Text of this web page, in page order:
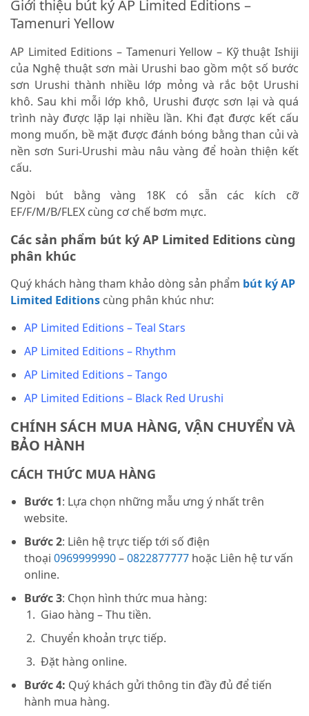
Giới thiệu bút ký AP Limited Editions –
Tamenuri Yellow
AP Limited Editions – Tamenuri Yellow – Kỹ thuật Ishiji
của Nghệ thuật sơn mài Urushi bao gồm một số bước
sơn Urushi thành nhiều lớp mỏng và rắc bột Urushi
khô. Sau khi mỗi lớp khô, Urushi được sơn lại và quá
trình này được lặp lại nhiều lần. Khi đạt được kết cấu
mong muốn, bề mặt được đánh bóng bằng than củi và
nền sơn Suri-Urushi màu nâu vàng để hoàn thiện kết
cấu.
Ngòi bút bằng vàng 18K có sẵn các kích cỡ
EF/F/M/B/FLEX cùng cơ chế bơm mực.
Các sản phẩm bút ký AP Limited Editions cùng
phân khúc
Quý khách hàng tham khảo dòng sản phẩm bút ký AP
Limited Editions cùng phân khúc như:
AP Limited Editions – Teal Stars
AP Limited Editions – Rhythm
AP Limited Editions – Tango
AP Limited Editions – Black Red Urushi
CHÍNH SÁCH MUA HÀNG, VẬN CHUYỂN VÀ
BẢO HÀNH
CÁCH THỨC MUA HÀNG
Bước 1: Lựa chọn những mẫu ưng ý nhất trên
website.
Bước 2: Liên hệ trực tiếp tới số điện
thoại 0969999990–0822877777 hoặc Liên hệ tư vấn
online.
Bước 3: Chọn hình thức mua hàng:
Giao hàng – Thu tiền.
Chuyển khoản trực tiếp.
Đặt hàng online.
Bước 4: Quý khách gửi thông tin đầy đủ để tiến
hành mua hàng.